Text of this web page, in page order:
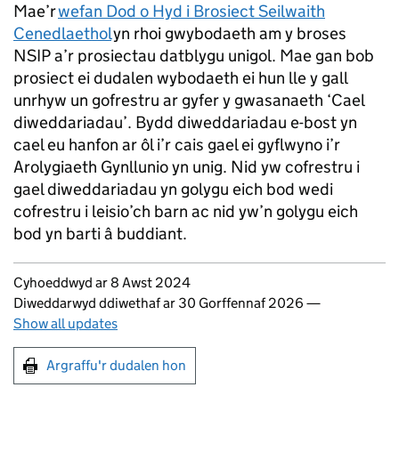
Mae’rwefan Dod o Hyd i Brosiect Seilwaith
Cenedlaetholyn rhoi gwybodaeth am y broses
NSIP a’r prosiectau datblygu unigol. Mae gan bob
prosiect ei dudalen wybodaeth ei hun lle y gall
unrhyw un gofrestru ar gyfer y gwasanaeth ‘Cael
diweddariadau’. Bydd diweddariadau e-bost yn
cael eu hanfon ar ôl i’r cais gael ei gyflwyno i’r
Arolygiaeth Gynllunio yn unig. Nid yw cofrestru i
gael diweddariadau yn golygu eich bod wedi
cofrestru i leisio’ch barn ac nid yw’n golygu eich
bod yn barti â buddiant.
Updates to this page
Cyhoeddwyd ar 8 Awst 2024
Diweddarwyd ddiwethaf ar 30 Gorffennaf 2026 —
Show all updates
Argraffu'r dudalen hon
Argraffu'r dudalen hon